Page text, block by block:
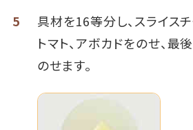
5
具材を16等分し、スライス
トマト、アボカドをのせ、最
のせます。